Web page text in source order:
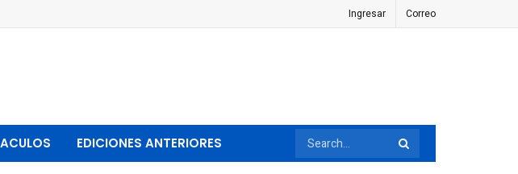
Ingresar Correo
EDICIONES ANTERIORES